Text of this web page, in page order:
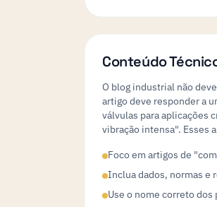
Conteúdo
O blog industrial não
artigo deve responder a
válvulas para aplicações
vibração intensa". Esses
Foco em artigos de
Inclua dados, normas e
Use o nome correto